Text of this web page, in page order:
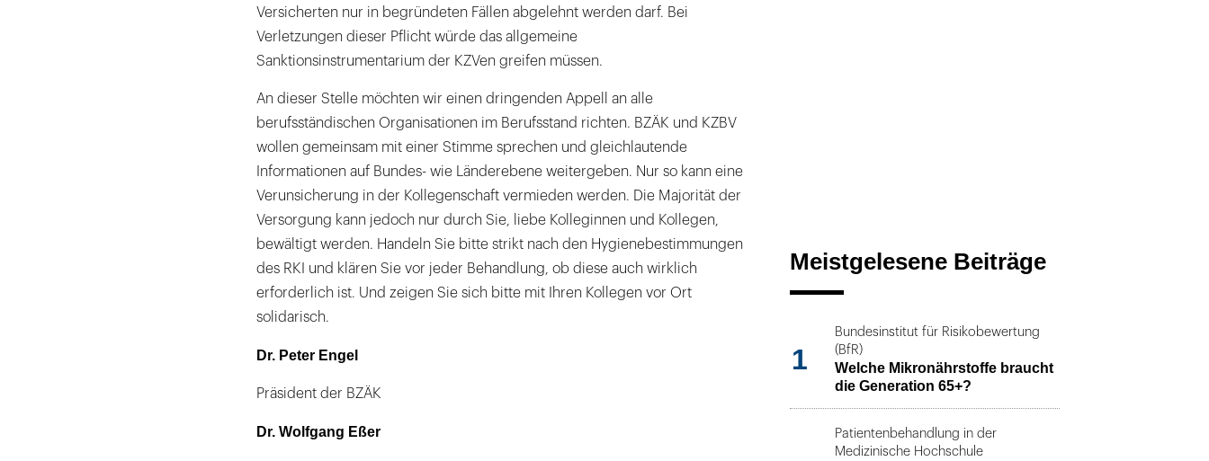
Versicherten nur in begründeten Fällen abgelehnt werden darf. Bei
Verletzungen dieser Pflicht würde das allgemeine
Sanktionsinstrumentarium der KZVen greifen müssen.
An dieser Stelle möchten wir einen dringenden Appell an alle
berufsständischen Organisationen im Berufsstand richten. BZÄK und KZBV
wollen gemeinsam mit einer Stimme sprechen und gleichlautende
Informationen auf Bundes- wie Länderebene weitergeben. Nur so kann eine
Verunsicherung in der Kollegenschaft vermieden werden. Die Majorität der
Versorgung kann jedoch nur durch Sie, liebe Kolleginnen und Kollegen,
bewältigt werden. Handeln Sie bitte strikt nach den Hygienebestimmungen
des RKI und klären Sie vor jeder Behandlung, ob diese auch wirklich
erforderlich ist. Und zeigen Sie sich bitte mit Ihren Kollegen vor Ort
solidarisch.
Dr. Peter Engel
Präsident der BZÄK
Dr. Wolfgang Eßer
Meistgelesene Beiträge
1
Bundesinstitut für Risikobewertung
(BfR)
Welche Mikronährstoffe braucht
die Generation 65+?
Patientenbehandlung in der
Medizinische Hochschule